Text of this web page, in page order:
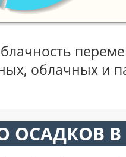
облачных и
ОСАДКОВ